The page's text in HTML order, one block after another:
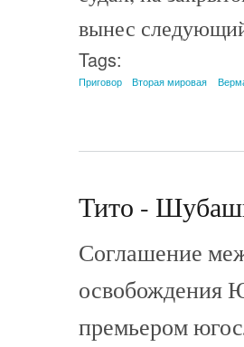
вынес
Tags:
Приговор Вторая мировая
Тито -
Соглашение
освобождения
премьером